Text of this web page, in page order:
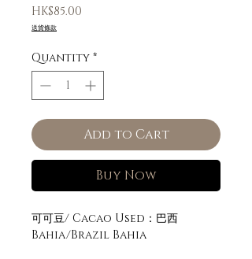
HK$85.00
送貨條款
Quantity *
Add to Cart
Buy Now
可可豆/ Cacao Used：巴西
Bahia/Brazil Bahia